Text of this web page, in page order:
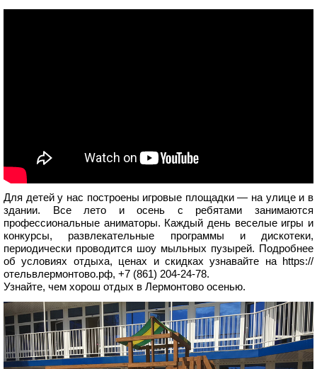
Для детей у нас построены игровые площадки — на улице и в
здании. Все лето и осень с ребятами занимаются
профессиональные аниматоры. Каждый день веселые игры и
конкурсы, развлекательные программы и дискотеки,
периодически проводится шоу мыльных пузырей. Подробнее
об условиях отдыха, ценах и скидках узнавайте на https://
отельвлермонтово.рф, +7 (861) 204-24-78.
Узнайте, чем хорош отдых в Лермонтово осенью.